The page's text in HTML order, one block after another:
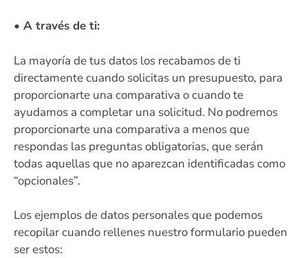
• A través de ti:
La mayoría de tus datos los recabamos de ti
directamente cuando solicitas un presupuesto, para
proporcionarte una comparativa o cuando te
ayudamos a completar una solicitud. No podremos
proporcionarte una comparativa a menos que
respondas las preguntas obligatorias, que serán
todas aquellas que no aparezcan identificadas como
“opcionales”.
Los ejemplos de datos personales que podemos
recopilar cuando rellenes nuestro formulario pueden
ser estos: